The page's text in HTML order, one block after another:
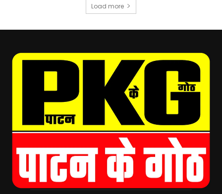
Load more